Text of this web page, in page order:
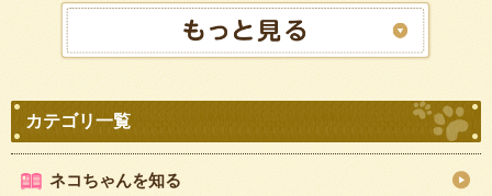
ネコちゃんを知る